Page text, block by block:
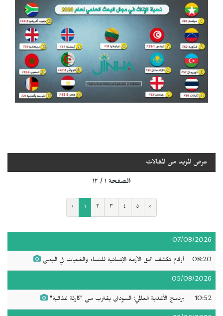
عرض المزيد من المقالات
الصفحة ١ / ١٢
‹ ١ ٢ ٣ ٤ ٥ ›
07/08/2026
08:20 أرقام تكشف عمق الأزمة الإنسانية للنساء والفتيات في اليمن
05/08/2026
10:52 برنامج الأغذية العالمي: السودان يقترب من "كارثة غذائية"